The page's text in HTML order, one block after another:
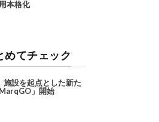
本格化
めてチェック
設を起点とした新た
」開始